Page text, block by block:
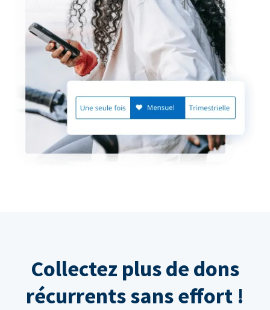
Collectez plus de dons
récurrents sans effort !